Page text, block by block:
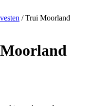
/ Trui Moorland